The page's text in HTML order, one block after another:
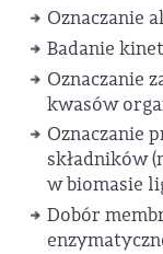
Oznaczanie
Badanie
Oznaczanie
kwasów
Oznaczanie
składników
w biomasie
Dobór